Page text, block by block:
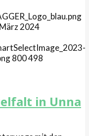
2024
800498
in Unna